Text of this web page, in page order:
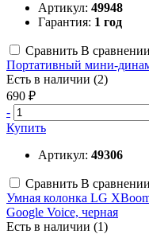
Артикул: 49948
Гарантия: 1 год
Сравнить В сравнении
Портативный мини-
Есть в наличии (2)
690 ₽
-
Купить
Артикул: 49306
Сравнить В сравнении
Умная колонка LG
Google Voice, черная
Есть в наличии (1)